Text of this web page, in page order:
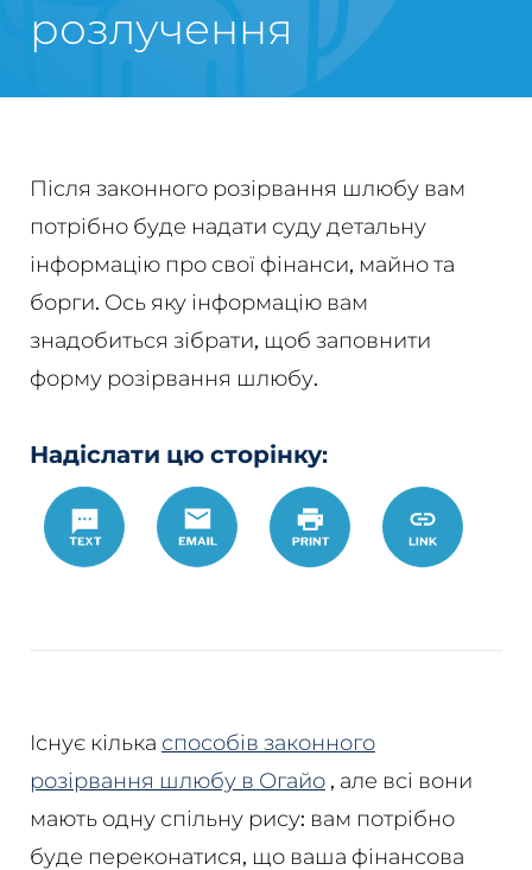
розлучення
Після законного розірвання шлюбу вам
потрібно буде надати суду детальну
інформацію про свої фінанси, майно та
борги. Ось яку інформацію вам
знадобиться зібрати, щоб заповнити
форму розірвання шлюбу.
Надіслати цю сторінку:
Text
Email Роздрукувати
https://
organized-
Link
Існує кілька способів законного
розірвання шлюбу в Огайо, але всі вони
мають одну спільну рису: вам потрібно
буде переконатися, що ваша фінансова